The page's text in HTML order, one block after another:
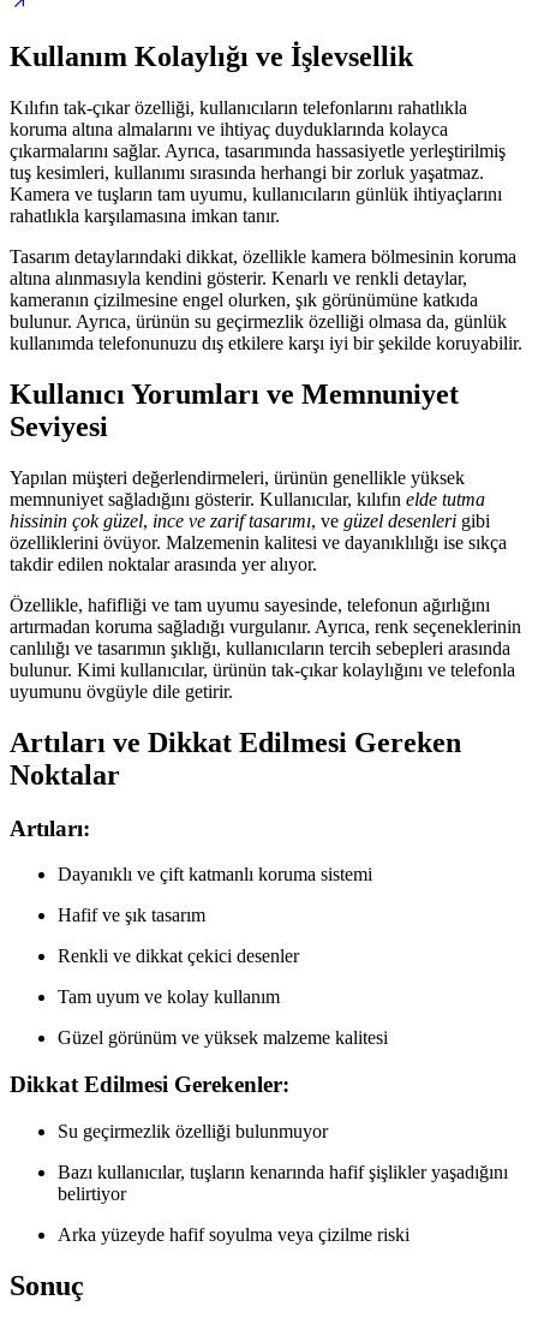
Kullanım Kolaylığı ve İşlevsellik
Kılıfın tak-çıkar özelliği, kullanıcıların telefonlarını rahatlıkla
koruma altına almalarını ve ihtiyaç duyduklarında kolayca
çıkarmalarını sağlar. Ayrıca, tasarımında hassasiyetle yerleştirilmiş
tuş kesimleri, kullanımı sırasında herhangi bir zorluk yaşatmaz.
Kamera ve tuşların tam uyumu, kullanıcıların günlük ihtiyaçlarını
rahatlıkla karşılamasına imkan tanır.
Tasarım detaylarındaki dikkat, özellikle kamera bölmesinin koruma
altına alınmasıyla kendini gösterir. Kenarlı ve renkli detaylar,
kameranın çizilmesine engel olurken, şık görünümüne katkıda
bulunur. Ayrıca, ürünün su geçirmezlik özelliği olmasa da, günlük
kullanımda telefonunuzu dış etkilere karşı iyi bir şekilde koruyabilir.
Kullanıcı Yorumları ve Memnuniyet
Seviyesi
Yapılan müşteri değerlendirmeleri, ürünün genellikle yüksek
memnuniyet sağladığını gösterir. Kullanıcılar, kılıfın elde tutma
hissinin çok güzel, ince ve zarif tasarımı, ve güzel desenleri gibi
özelliklerini övüyor. Malzemenin kalitesi ve dayanıklılığı ise sıkça
takdir edilen noktalar arasında yer alıyor.
Özellikle, hafifliği ve tam uyumu sayesinde, telefonun ağırlığını
artırmadan koruma sağladığı vurgulanır. Ayrıca, renk seçeneklerinin
canlılığı ve tasarımın şıklığı, kullanıcıların tercih sebepleri arasında
bulunur. Kimi kullanıcılar, ürünün tak-çıkar kolaylığını ve telefonla
uyumunu övgüyle dile getirir.
Artıları ve Dikkat Edilmesi Gereken
Noktalar
Artıları:
Dayanıklı ve çift katmanlı koruma sistemi
Hafif ve şık tasarım
Renkli ve dikkat çekici desenler
Tam uyum ve kolay kullanım
Güzel görünüm ve yüksek malzeme kalitesi
Dikkat Edilmesi Gerekenler:
Su geçirmezlik özelliği bulunmuyor
Bazı kullanıcılar, tuşların kenarında hafif şişlikler yaşadığını
belirtiyor
Arka yüzeyde hafif soyulma veya çizilme riski
Sonuç